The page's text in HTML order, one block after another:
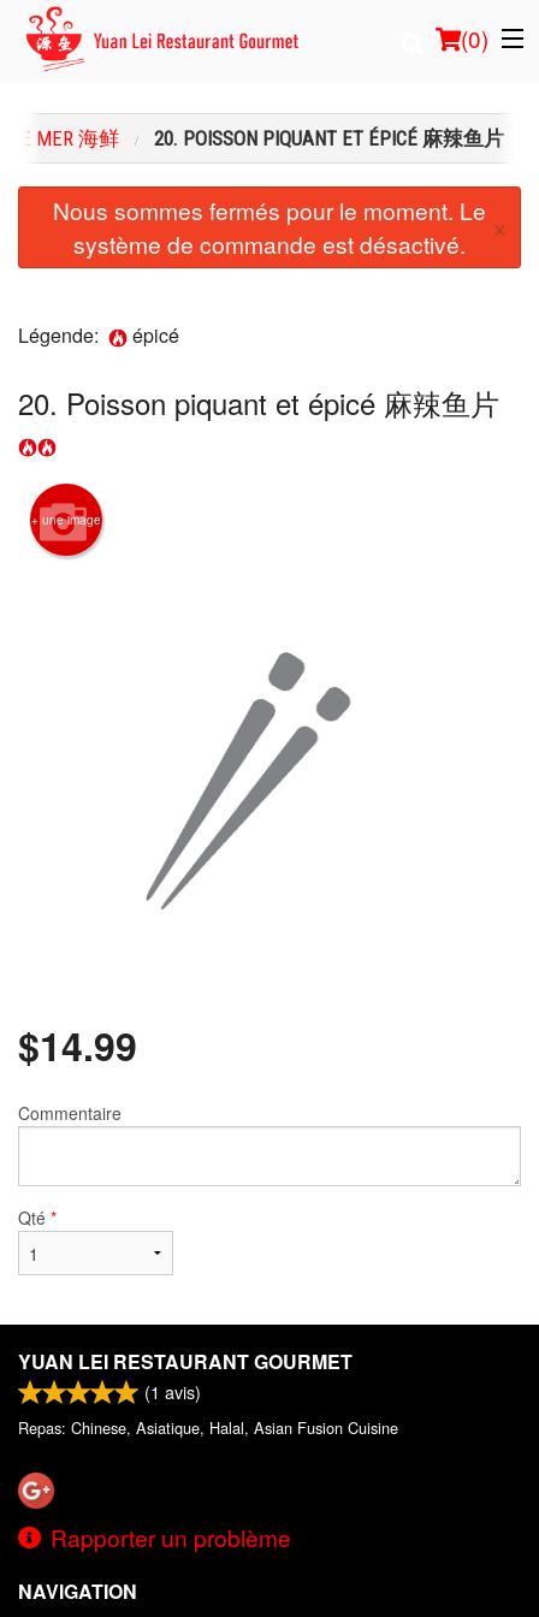
(0)
Commander en ligne
Emplacement
Connection
Inscription
DE MER 海鲜 20. POISSON PIQUANT ET ÉPICÉ 麻辣鱼片
Nous sommes fermés pour le moment. Le
système de commande est désactivé.
×
Légende: épicé
20. Poisson piquant et épicé 麻辣鱼片
+ une image
$14.99
Commentaire
Qté *
YUAN LEI RESTAURANT GOURMET
(1 avis)
Repas: Chinese, Asiatique, Halal, Asian Fusion Cuisine
Rapporter un problème
NAVIGATION